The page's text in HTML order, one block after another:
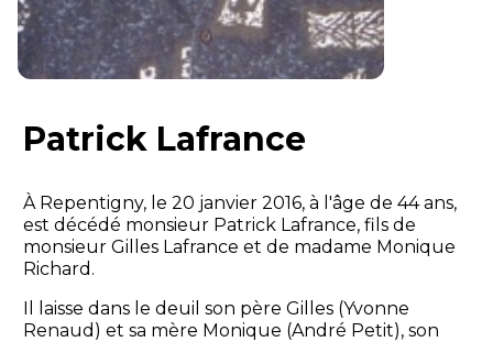
Patrick Lafrance
À Repentigny, le 20 janvier 2016, à l'âge de 44 ans,
est décédé monsieur Patrick Lafrance, fils de
monsieur Gilles Lafrance et de madame Monique
Richard.
Il laisse dans le deuil son père Gilles (Yvonne
Renaud) et sa mère Monique (André Petit), son